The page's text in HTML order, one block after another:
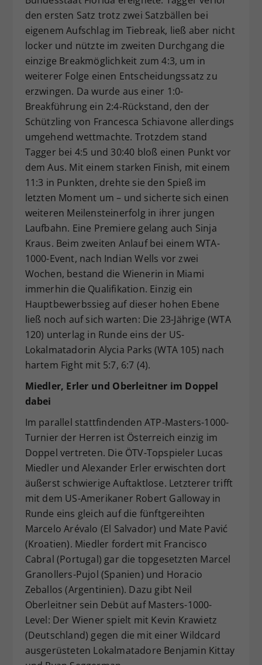
den ersten Satz trotz zwei Satzbällen bei
eigenem Aufschlag im Tiebreak, ließ aber nicht
locker und nützte im zweiten Durchgang die
einzige Breakmöglichkeit zum 4:3, um in
weiterer Folge einen Entscheidungssatz zu
erzwingen. Da wurde aus einer 1:0-
Breakführung ein 2:4-Rückstand, den der
Schützling von Francesca Schiavone allerdings
umgehend wettmachte. Trotzdem stand
Tagger bei 4:5 und 30:40 bloß einen Punkt vor
dem Aus. Mit einem starken Finish, mit einem
11:3 in Punkten, drehte sie den Spieß im
letzten Moment um – und sicherte sich einen
weiteren Meilensteinerfolg in ihrer jungen
Laufbahn. Eine Premiere gelang auch Sinja
Kraus. Beim zweiten Anlauf bei einem WTA-
1000-Event, nach Indian Wells vor zwei
Wochen, bestand die Wienerin in Miami
immerhin die Qualifikation. Einzig ein
Hauptbewerbssieg auf dieser hohen Ebene
ließ noch auf sich warten: Die 23-Jährige (WTA
120) unterlag in Runde eins der US-
Lokalmatadorin Alycia Parks (WTA 105) nach
hartem Fight mit 5:7, 6:7 (4).
Miedler, Erler und Oberleitner im Doppel
dabei
Im parallel stattfindenden ATP-Masters-1000-
Turnier der Herren ist Österreich einzig im
Doppel vertreten. Die ÖTV-Topspieler Lucas
Miedler und Alexander Erler erwischten dort
äußerst schwierige Auftaktlose. Letzterer trifft
mit dem US-Amerikaner Robert Galloway in
Runde eins gleich auf die fünftgereihten
Marcelo Arévalo (El Salvador) und Mate Pavić
(Kroatien). Miedler fordert mit Francisco
Cabral (Portugal) gar die topgesetzten Marcel
Granollers-Pujol (Spanien) und Horacio
Zeballos (Argentinien). Dazu gibt Neil
Oberleitner sein Debüt auf Masters-1000-
Level: Der Wiener spielt mit Kevin Krawietz
(Deutschland) gegen die mit einer Wildcard
ausgerüsteten Lokalmatadore Benjamin Kittay